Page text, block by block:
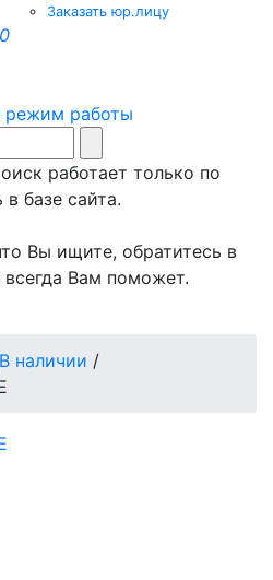
Заказать юр.лицу
0
режим работы
работает только по
базе сайта.
Вы ищите, обратитесь в
всегда Вам поможет.
В наличии /